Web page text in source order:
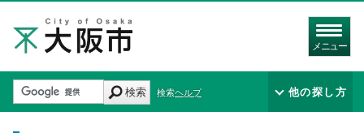
メニュー
検索 検索ヘルプ 他の探し方